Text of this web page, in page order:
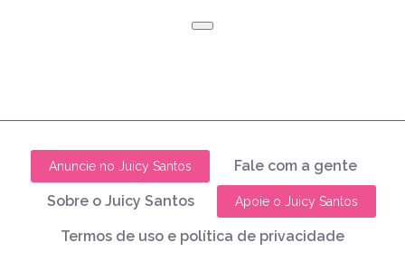
Anuncie no Juicy Santos Fale com a gente
Sobre o Juicy Santos Apoie o Juicy Santos
Termos de uso e política de privacidade